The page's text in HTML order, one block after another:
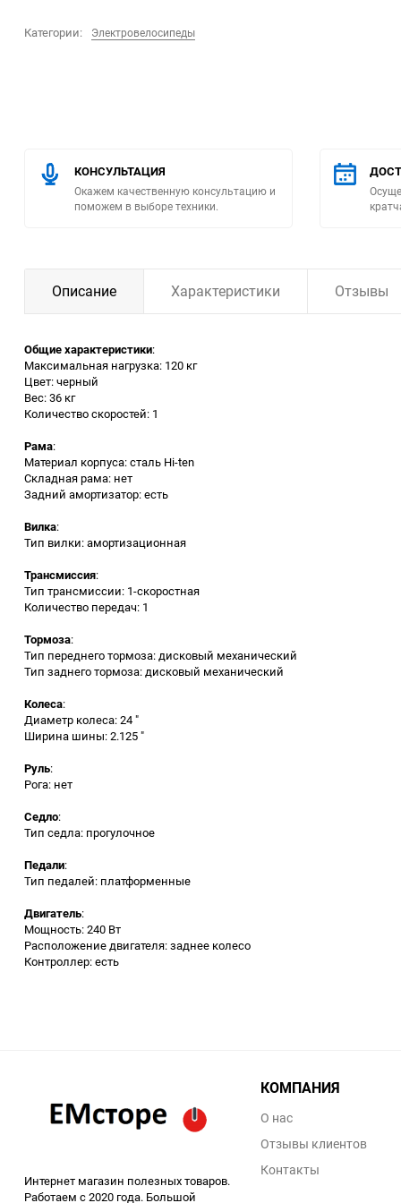
Помпы
Насосы бытовые
Измерительное
оборудование
Заточные станки (точила)
Дровоколы
Грузоподъемное
оборудование
Гидроаккумуляторы и
расширительные баки
Вытяжная вентиляция
Бетономешалки
Бензоинструмент
Аккумуляторный
инструмент
Категории: Электровелосипеды
КОНСУЛЬТАЦИЯ
Окажем качественную консультацию и
поможем в выборе техники.
Описание Характеристики Отзывы
Общие характеристики:
Максимальная нагрузка: 120 кг
Цвет: черный
Вес: 36 кг
Количество скоростей: 1
Рама:
Материал корпуса: сталь Hi-ten
Складная рама: нет
Задний амортизатор: есть
Вилка:
Тип вилки: амортизационная
Трансмиссия:
Тип трансмиссии: 1-скоростная
Количество передач: 1
Тормоза:
Тип переднего тормоза: дисковый механический
Тип заднего тормоза: дисковый механический
Колеса:
Диаметр колеса: 24 "
Ширина шины: 2.125 "
Руль:
Рога: нет
Седло:
Тип седла: прогулочное
Педали:
Тип педалей: платформенные
Двигатель:
Мощность: 240 Вт
Расположение двигателя: заднее колесо
Контроллер: есть
Интернет магазин полезных товаров.
Работаем с 2020 года. Большой
КОМПАНИЯ
О нас
Отзывы клиентов
Контакты